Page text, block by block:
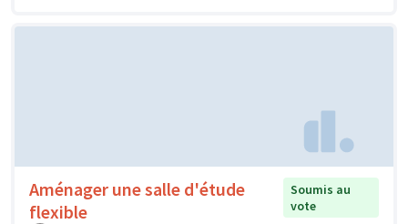
Aménager une salle d'étude
flexible
Soumis au
vote